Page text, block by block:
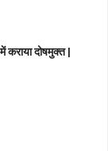
दोषमुक्त |